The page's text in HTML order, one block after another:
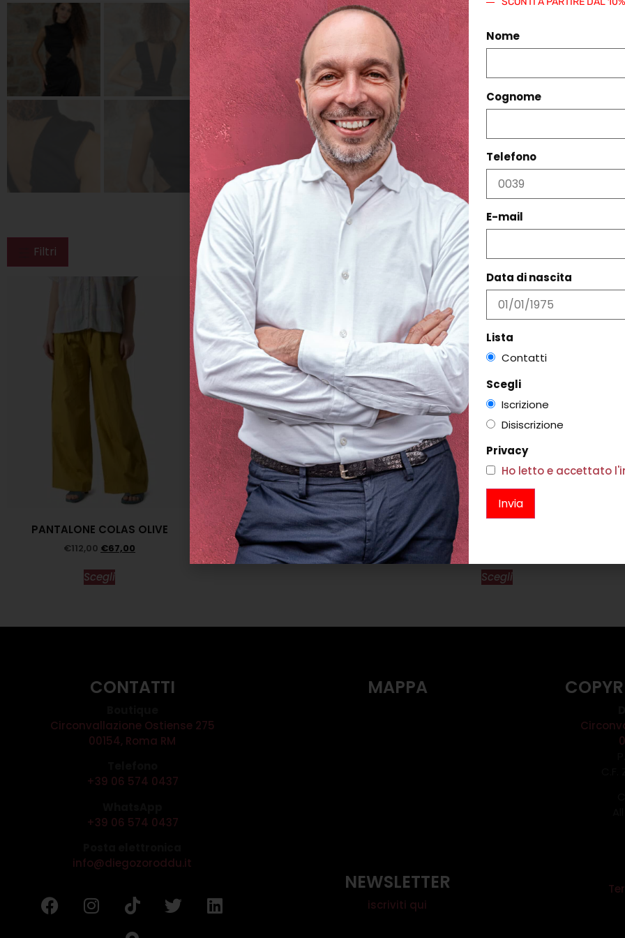
PRODOTTI CORRELATI
Filtri
PANTALONE COLAS OLIVE
€112,00 €67,00
Scegli
SANDALO VEGA CERULEO
€265,00€159,00
Scegli PENDENTI PAPAVERO BIANCO
Scegli
CONTATTI
Circonvallazione Ostiense 275
00154, Roma RM
+39 06 574 0437
+39 06 574 0437
info@diegozoroddu.it
MAPPA
NEWSLETTER
iscriviti qui
Nome
Cognome
Telefono
E-mail
Data di nascita
Lista
Contatti
Scegli
Iscrizione
Disiscrizione
Privacy
Ho letto e accettato